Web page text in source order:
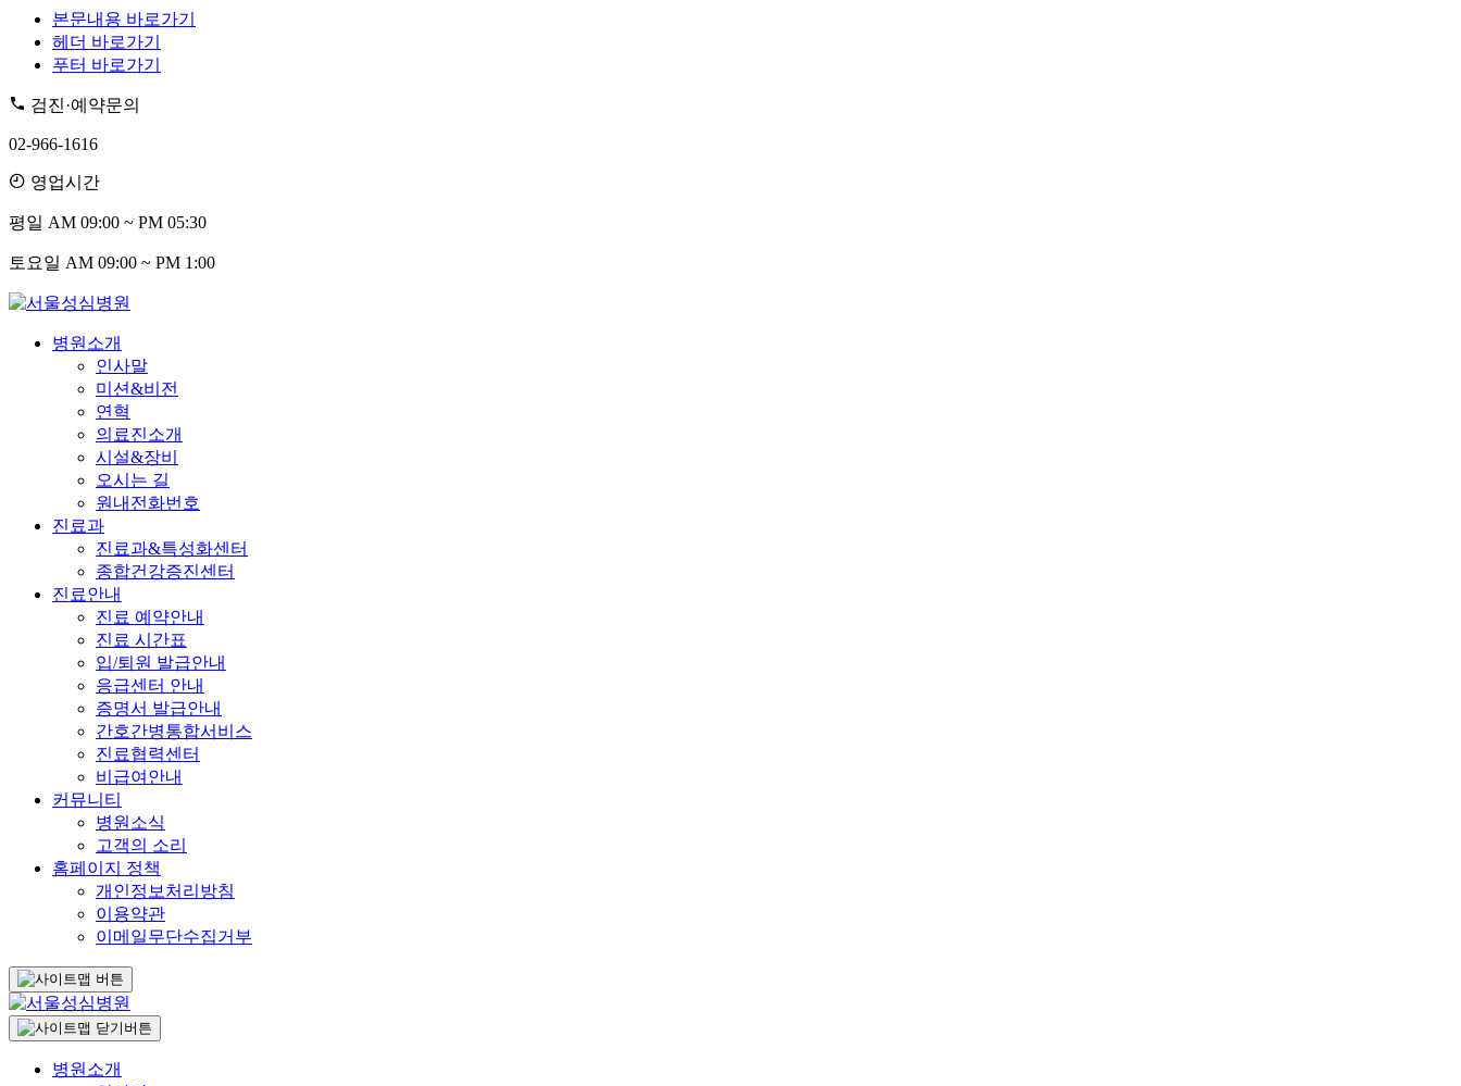
본문내용 바로가기
헤더 바로가기
푸터 바로가기
검진·예약문의
02-966-1616
영업시간
평일 AM 09:00 ~ PM 05:30
토요일 AM 09:00 ~ PM 1:00
병원소개
인사말
미션&비전
연혁
의료진소개
시설&장비
오시는 길
원내전화번호
진료과
진료과&특성화센터
종합건강증진센터
진료안내
진료 예약안내
진료 시간표
입/퇴원 발급안내
응급센터 안내
증명서 발급안내
간호간병통합서비스
진료협력센터
비급여안내
커뮤니티
병원소식
고객의 소리
홈페이지 정책
개인정보처리방침
이용약관
이메일무단수집거부
병원소개